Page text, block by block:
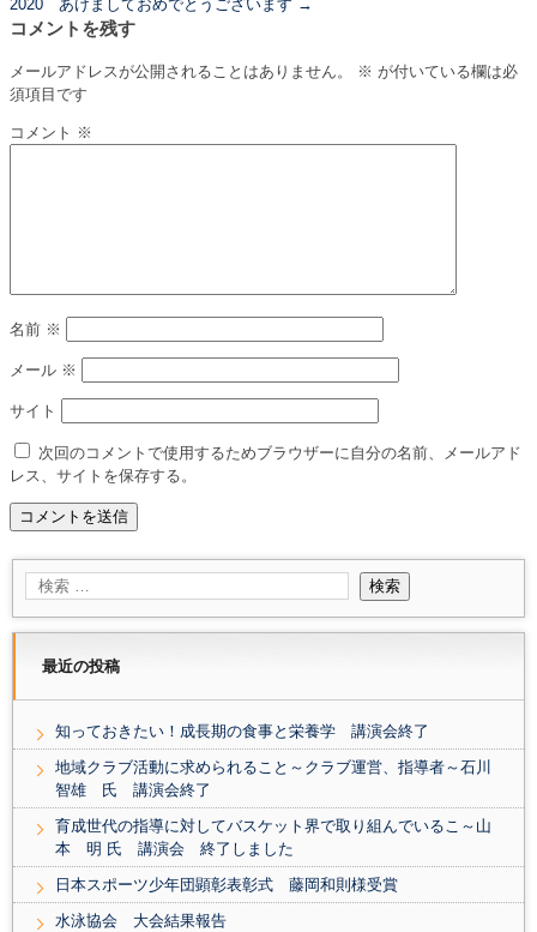
2020 あけましておめでとうございます →
コメントを残す
メールアドレスが公開されることはありません。 ※ が付いている欄は必
須項目です
コメント ※
名前 ※
メール ※
サイト
次回のコメントで使用するためブラウザーに自分の名前、メールアド
レス、サイトを保存する。
最近の投稿
知っておきたい！成長期の食事と栄養学 講演会終了
地域クラブ活動に求められること～クラブ運営、指導者～石川
智雄 氏 講演会終了
育成世代の指導に対してバスケット界で取り組んでいるこ～山
本 明 氏 講演会 終了しました
日本スポーツ少年団顕彰表彰式 藤岡和則様受賞
水泳協会 大会結果報告